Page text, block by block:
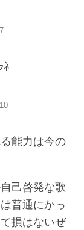
ﾈ
能力は今の
己啓発な歌
普通にかっ
損はないぜ